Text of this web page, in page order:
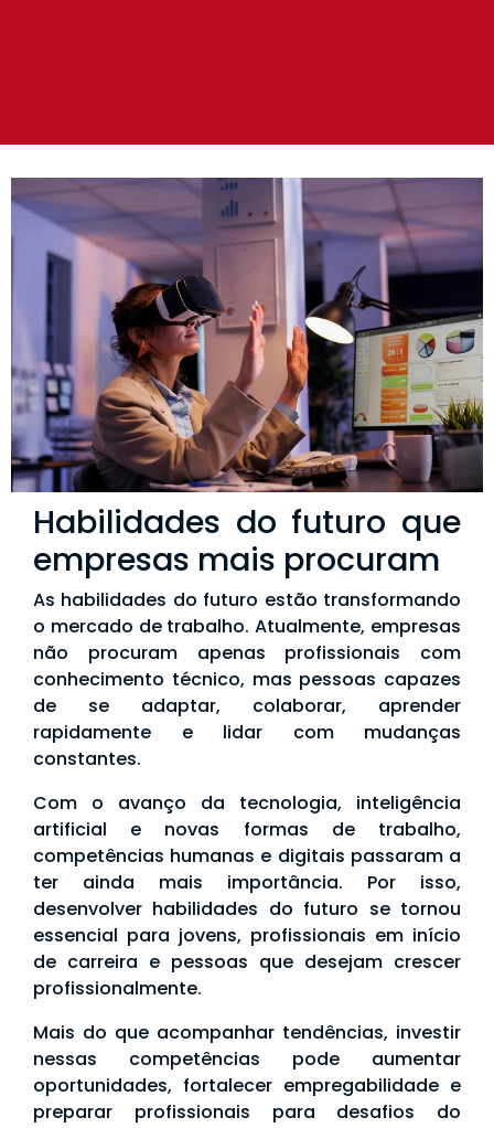
Habilidades do futuro que
empresas mais procuram
As habilidades do futuro estão transformando
o mercado de trabalho. Atualmente, empresas
não procuram apenas profissionais com
conhecimento técnico, mas pessoas capazes
de se adaptar, colaborar, aprender
rapidamente e lidar com mudanças
constantes.
Com o avanço da tecnologia, inteligência
artificial e novas formas de trabalho,
competências humanas e digitais passaram a
ter ainda mais importância. Por isso,
desenvolver habilidades do futuro se tornou
essencial para jovens, profissionais em início
de carreira e pessoas que desejam crescer
profissionalmente.
Mais do que acompanhar tendências, investir
nessas competências pode aumentar
oportunidades, fortalecer empregabilidade e
preparar profissionais para desafios do